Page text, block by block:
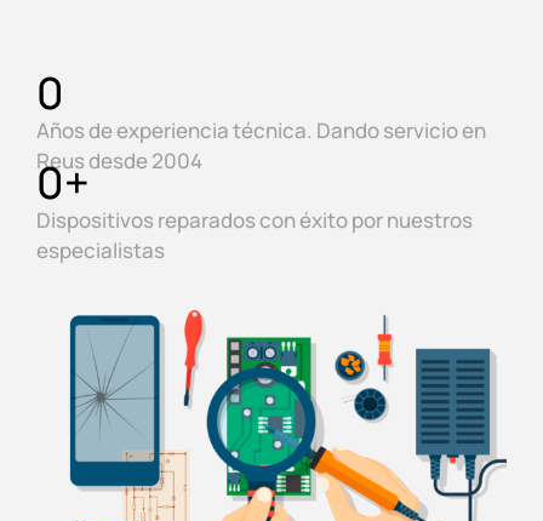
Años de experiencia técnica. Dando servicio en
Reus desde 2004
0
Dispositivos reparados con éxito por nuestros
especialistas
0+